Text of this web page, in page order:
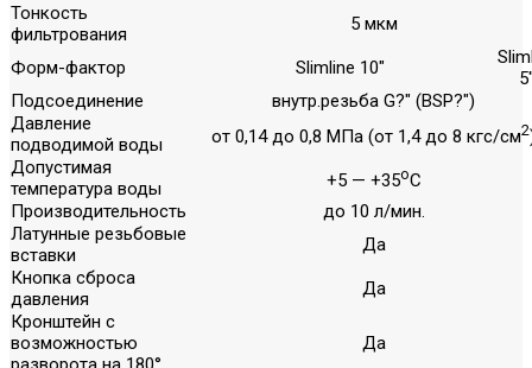
Тонкость
фильтрования
5 мкм
Форм-фактор Slimline 10"
Подсоединение
внутр.резьба G?" (BSP?")
Давление
подводимой воды
от 0,14 до 0,8 МПа (от 1,4 до 8 кгс/см2
Допустимая
температура воды
+5 — +35оС
Производительность
до 10 л/мин.
Латунные резьбовые
вставки
Да
Кнопка сброса
давления
Да
Кронштейн с
возможностью
Да